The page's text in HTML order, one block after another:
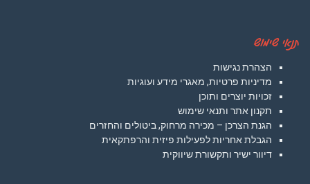
תנאי שימוש
הצהרת נגישות
מדיניות פרטיות, מאגרי מידע ועוגיות
זכויות יוצרים ותוכן
תקנון אתר ותנאי שימוש
הגנת הצרכן – מכירה מרחוק, ביטולים והחזרים
הגבלת אחריות לפעילות פיזית והרפתקאית
דיוור ישיר ותקשורת שיווקית